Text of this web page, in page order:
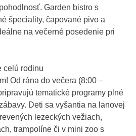
Garden bistro s
špeciality, čapované pivo a
na večerné posedenie pri
celú rodinu
Od rána do večera (8:00 –
tematické programy plné
Deti sa vyšantia na lanovej
lezeckých vežiach,
trampolíne či v mini zoo s